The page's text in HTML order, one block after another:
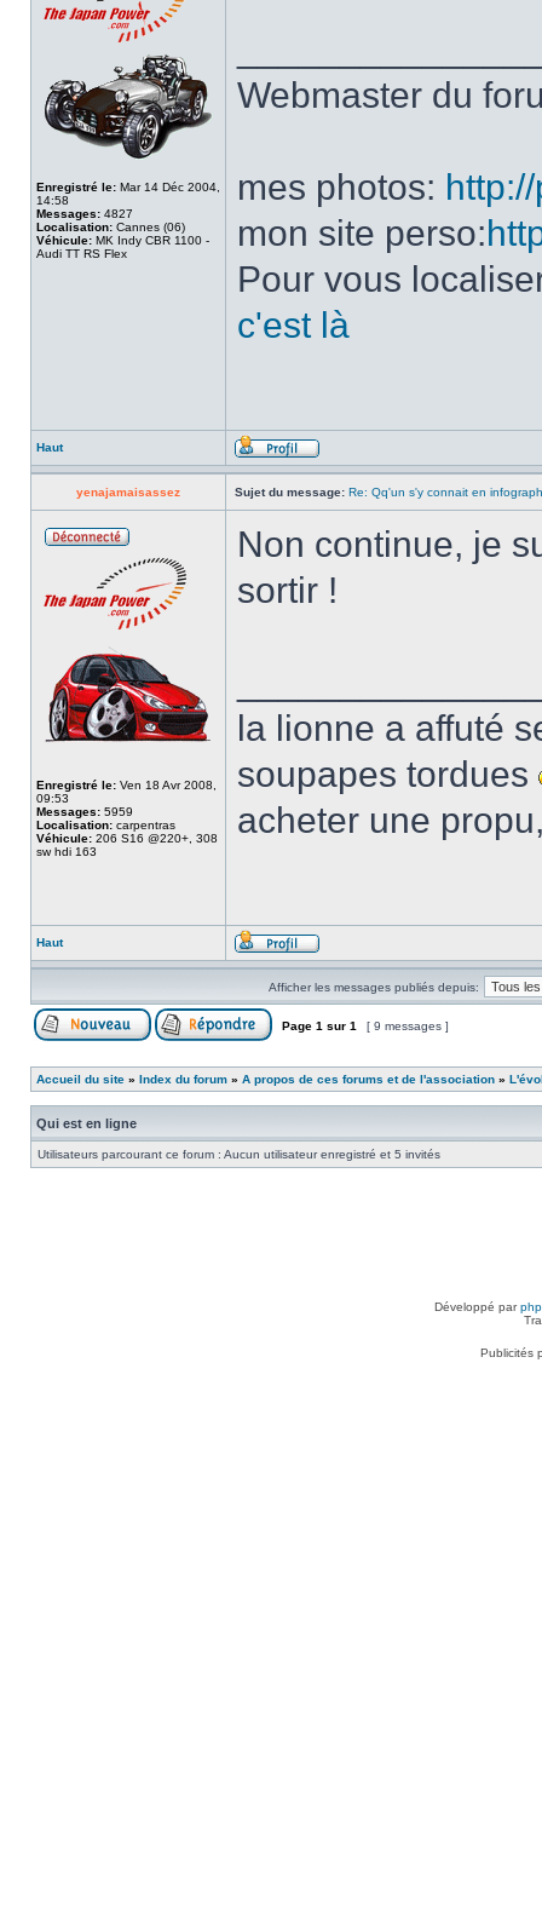
Enregistré le: Mar 14 Déc 2004,
14:58
Messages: 4827
Localisation: Cannes (06)
Véhicule: MK Indy CBR 1100 -
Audi TT RS Flex
Webmaster du
mes photos:
mon site perso:
Pour vous
c'est là
Haut
yenajamaisassez Sujet du message: Re: Qq'un s'y connait en
Enregistré le: Ven 18 Avr 2008,
09:53
Messages: 5959
Localisation: carpentras
Véhicule: 206 S16 @220+, 308
sw hdi 163
Non continue, je
sortir !
la lionne a affuté
soupapes tordues
acheter une
Haut
Afficher les messages publiés depuis:
Page 1 sur 1 [ 9 messages ]
Accueil du site » Index du forum » A propos de ces forums et de l'association »
Qui est en ligne
Utilisateurs parcourant ce forum : Aucun utilisateur enregistré et 5 invités
Développé par
Publicités